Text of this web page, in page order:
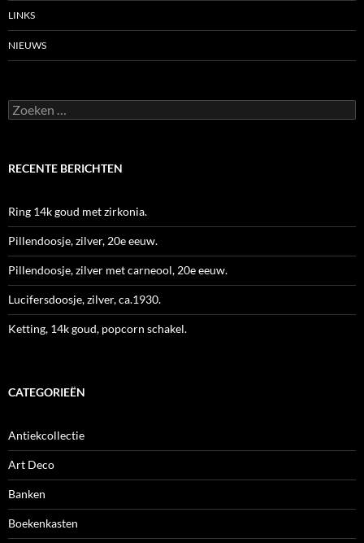
LINKS
NIEUWS
Zoeken
naar:
RECENTE BERICHTEN
Ring 14k goud met zirkonia.
Pillendoosje, zilver, 20e eeuw.
Pillendoosje, zilver met carneool, 20e eeuw.
Lucifersdoosje, zilver, ca.1930.
Ketting, 14k goud, popcorn schakel.
CATEGORIEËN
Antiekcollectie
Art Deco
Banken
Boekenkasten